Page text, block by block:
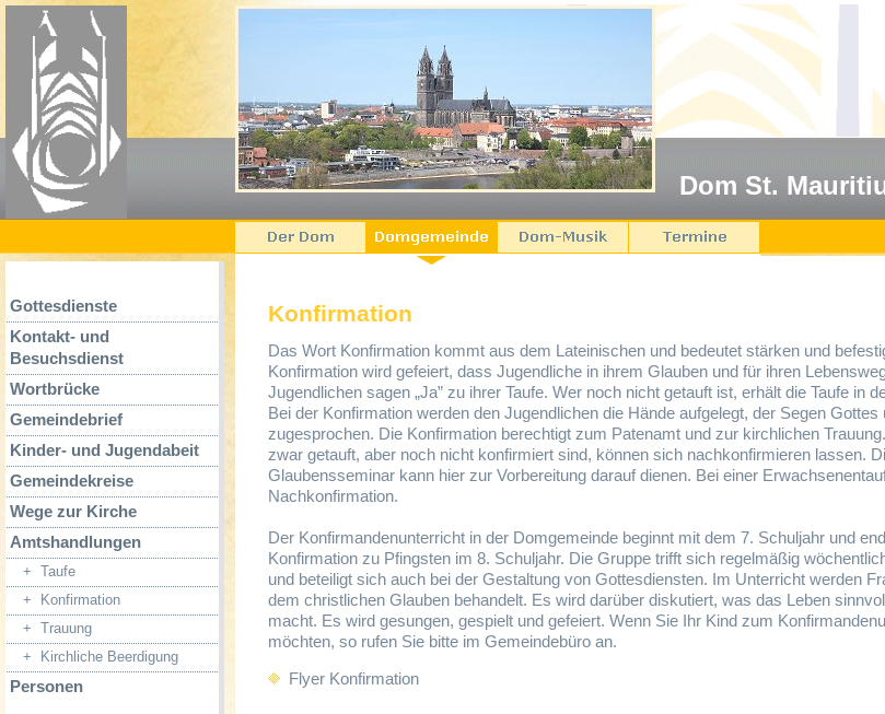
Dom St.
Gottesdienste
Kontakt- und
Besuchsdienst
Wortbrücke
Gemeindebrief
Kinder- und Jugendabeit
Gemeindekreise
Wege zur Kirche
Amtshandlungen
+ Taufe
+
Konfirmation
+ Trauung
+
Kirchliche Beerdigung
Personen
Konfirmation
Das Wort Konfirmation kommt aus dem Lateinischen und bedeutet stärken und
Konfirmation wird gefeiert, dass Jugendliche in ihrem Glauben und für ihren
Jugendlichen sagen „Ja” zu ihrer Taufe. Wer noch nicht getauft ist, erhält die Taufe in
Bei der Konfirmation werden den Jugendlichen die Hände aufgelegt, der Segen Gottes
zugesprochen. Die Konfirmation berechtigt zum Patenamt und zur kirchlichen
zwar getauft, aber noch nicht konfirmiert sind, können sich nachkonfirmieren lassen.
Glaubensseminar kann hier zur Vorbereitung darauf dienen. Bei einer
Nachkonfirmation.
Der Konfirmandenunterricht in der Domgemeinde beginnt mit dem 7. Schuljahr und
Konfirmation zu Pfingsten im 8. Schuljahr. Die Gruppe trifft sich regelmäßig
und beteiligt sich auch bei der Gestaltung von Gottesdiensten. Im Unterricht werden
dem christlichen Glauben behandelt. Es wird darüber diskutiert, was das Leben
macht. Es wird gesungen, gespielt und gefeiert. Wenn Sie Ihr Kind zum
möchten, so rufen Sie bitte im Gemeindebüro an.
Flyer Konfirmation